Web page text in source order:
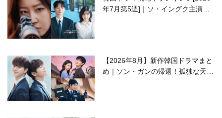
年7月第5週]｜ソ・イングク主演の
【2026年8月】新作韓国ドラマまと
め｜ソン・ガンの帰還！孤独な天才